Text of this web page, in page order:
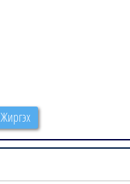
Жиргэх